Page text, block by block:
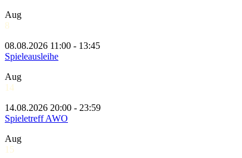
Aug
8
08.08.2026 11:00 - 13:45
Spieleausleihe
Aug
14
14.08.2026 20:00 - 23:59
Spieletreff AWO
Aug
15